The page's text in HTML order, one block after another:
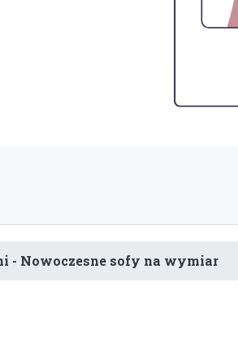
- Nowoczesne sofy na wymiar